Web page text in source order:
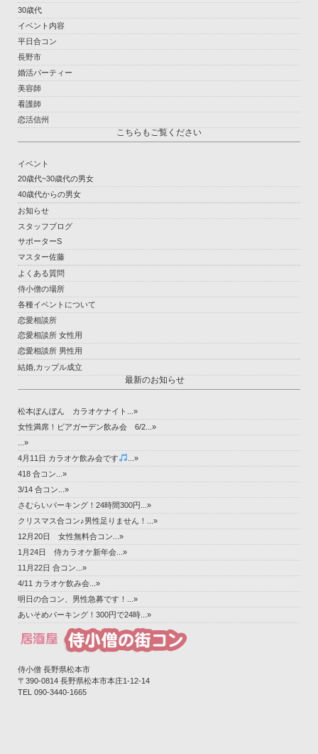
30歳代
イベント内容
平日合コン
長野市
婚活パーティー
美容師
看護師
恋活信州
こちらもご覧ください
イベント
20歳代~30歳代の男女
40歳代からの男女
お知らせ
スタッフブログ
サポーターS
マスター佐藤
よくある質問
侍小僧の場所
各種イベントについて
恋愛相談所
恋愛相談所 女性用
恋愛相談所 男性用
結婚,カップル成立
最新のお知らせ
松本ぼんぼん カラオケナイト...»
女性満席！ビアガーデン飲み会 6/2...»
...»
4月11日 カラオケ飲み会です
...»
418 合コン...»
3/14 合コン...»
さむらいパーキング！24時間300円...»
クリスマス合コン♪男性足りません！...»
12月20日 女性無料合コン...»
1月24日 侍カラオケ新年会...»
11月22日 合コン...»
4/11 カラオケ飲み会...»
明日の合コン、男性急募です！...»
あいそめパーキング！300円で24時...»
侍小僧 長野県松本市
〒390-0814 長野県松本市本庄1-12-14‎
TEL 090-3440-1665